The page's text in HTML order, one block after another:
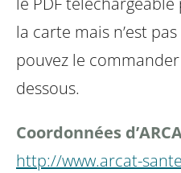
la carte mais n’est
pouvez le
dessous.
Coordonnées
http://www.arcat-